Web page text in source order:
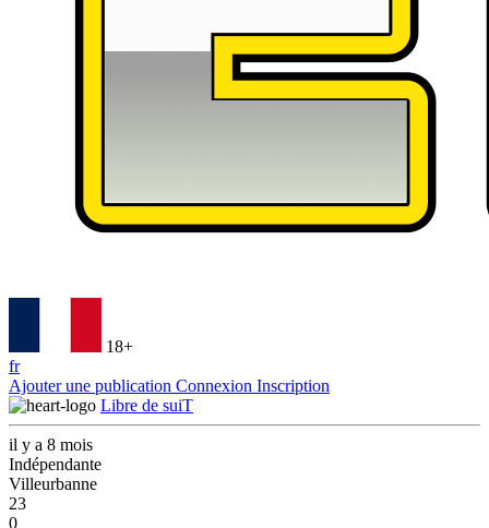
18+
fr
Ajouter une publication Connexion Inscription
Libre de suiT
il y a 8 mois
Indépendante
Villeurbanne
23
0